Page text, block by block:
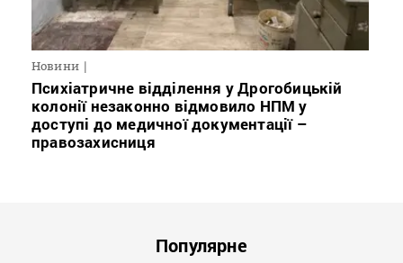
Новини
Психіатричне відділення у Дрогобицькій
колонії незаконно відмовило НПМ у
доступі до медичної документації –
правозахисниця
Популярне